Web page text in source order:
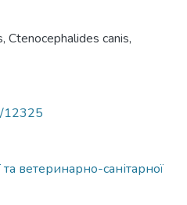
canis,
12325
ветеринарно-санітарної